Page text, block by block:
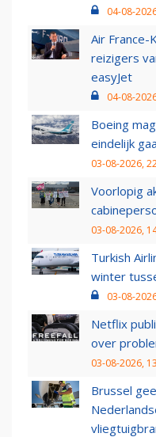
04-08-
Air France-
reizigers
easyJet
04-08-
Boeing
eindelijk
03-08-2026,
Voorlopig
03-08-2026,
Turkish
winter
03-08-
Netflix
over
03-08-2026,
Brussel